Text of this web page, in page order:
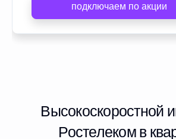
подключаем по акции
Высокоскоростной
Ростелеком в